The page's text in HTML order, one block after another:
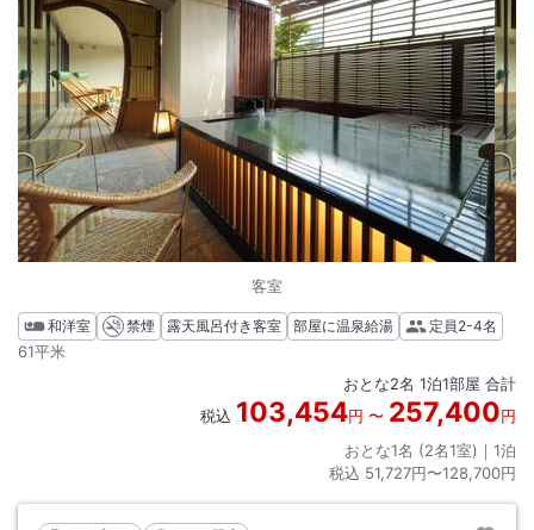
客室
和洋室 禁煙 露天風呂付き客室 部屋に温泉給湯 定員2-4名
61平米
おとな2名 1泊1部屋 合計
税込 103,454円 〜 257,400円
おとな1名 (2名1室)｜ 1泊
税込 51,727円〜128,700円